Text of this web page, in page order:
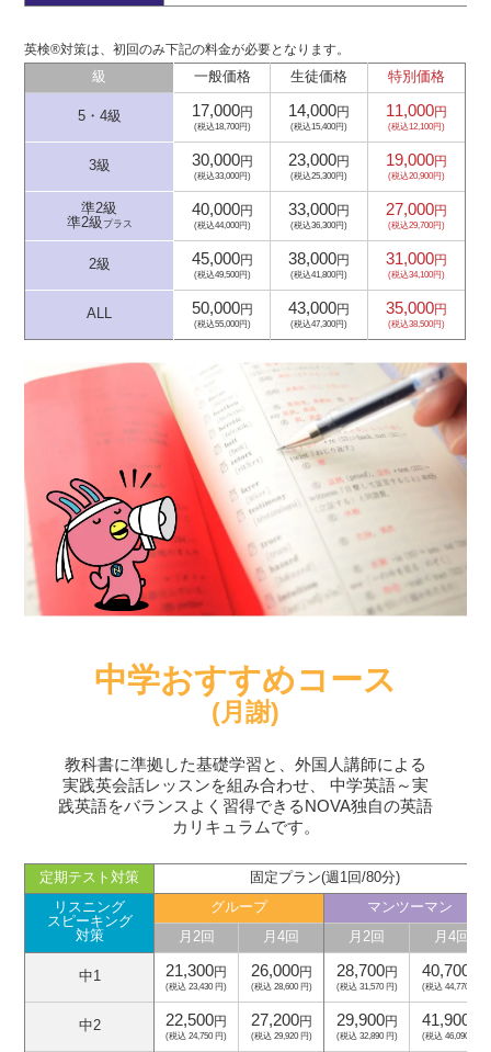
英検®対策は、初回のみ下記の料金が必要となります。
級 一般価格 生徒価格 特別価格
5・4級 17,000円
(税込18,700円)
14,000円
(税込15,400円)
11,000円
(税込12,100円)
3級 30,000円
(税込33,000円)
23,000円
(税込25,300円)
19,000円
(税込20,900円)
準2級
準2級 プラス
40,000円
(税込44,000円)
33,000円
(税込36,300円)
27,000円
(税込29,700円)
2級 45,000円
(税込49,500円)
38,000円
(税込41,800円)
31,000円
(税込34,100円)
ALL 50,000円
(税込55,000円)
43,000円
(税込47,300円)
35,000円
(税込38,500円)
中学おすすめコース
(月謝)
教科書に準拠した基礎学習と、外国人講師による
実践英会話レッスンを組み合わせ、
中学英語～実
践英語をバランスよく習得できるNOVA独自の英語
カリキュラムです。
定期テスト対策
固定プラン(週1回/80分)
リスニング
スピーキング
対策
グループ
マンツーマン
月2回
月4回 月2回 月4回
中1 21,300円
(税込 23,430 円)
26,000円
(税込 28,600 円)
28,700円
(税込 31,570 円)
40,700
(税込 44,770 円)
中2 22,500円
(税込 24,750 円)
27,200円
(税込 29,920 円)
29,900円
(税込 32,890 円)
41,900
(税込 46,090 円)